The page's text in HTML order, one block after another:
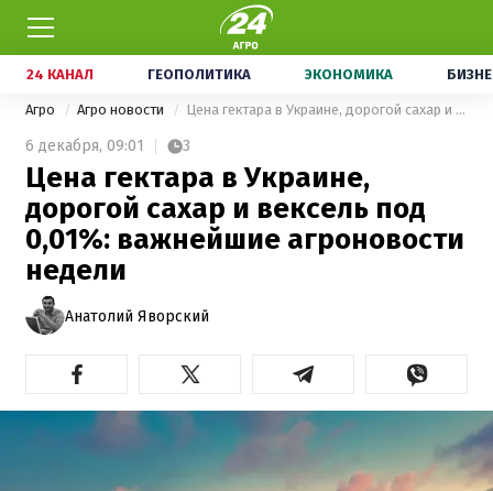
24 КАНАЛ ГЕОПОЛИТИКА ЭКОНОМИКА
Агро Агро новости Цена гектара в Украине, дорогой сахар и вексель под 0,01%: важнейшие агроновости недели
6 декабря, 09:01 3
Цена гектара в Украине,
дорогой сахар и вексель под
0,01%: важнейшие агроновости
недели
Анатолий Яворский